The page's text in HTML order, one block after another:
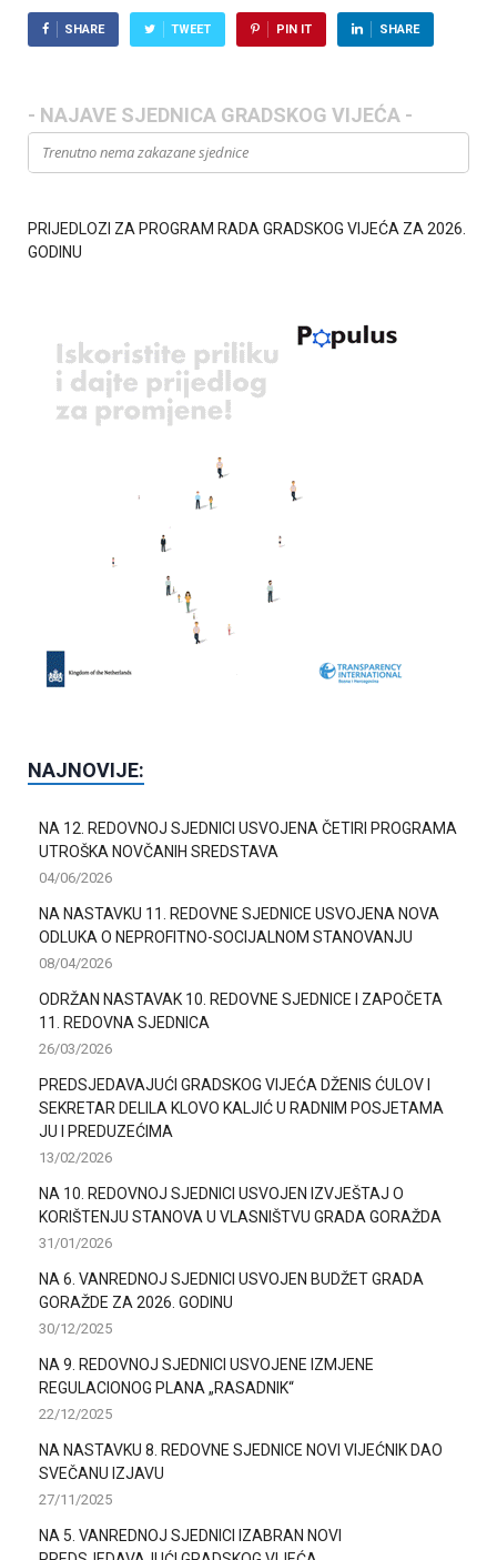
SHARE TWEET PIN IT SHARE
- NAJAVE SJEDNICA GRADSKOG VIJEĆA -
Trenutno nema zakazane sjednice
PRIJEDLOZI ZA PROGRAM RADA GRADSKOG VIJEĆA ZA 2026.
GODINU
NAJNOVIJE:
NA 12. REDOVNOJ SJEDNICI USVOJENA ČETIRI PROGRAMA
UTROŠKA NOVČANIH SREDSTAVA
04/06/2026
NA NASTAVKU 11. REDOVNE SJEDNICE USVOJENA NOVA
ODLUKA O NEPROFITNO-SOCIJALNOM STANOVANJU
08/04/2026
ODRŽAN NASTAVAK 10. REDOVNE SJEDNICE I ZAPOČETA
11. REDOVNA SJEDNICA
26/03/2026
PREDSJEDAVAJUĆI GRADSKOG VIJEĆA DŽENIS ĆULOV I
SEKRETAR DELILA KLOVO KALJIĆ U RADNIM POSJETAMA
JU I PREDUZEĆIMA
13/02/2026
NA 10. REDOVNOJ SJEDNICI USVOJEN IZVJEŠTAJ O
KORIŠTENJU STANOVA U VLASNIŠTVU GRADA GORAŽDA
31/01/2026
NA 6. VANREDNOJ SJEDNICI USVOJEN BUDŽET GRADA
GORAŽDE ZA 2026. GODINU
30/12/2025
NA 9. REDOVNOJ SJEDNICI USVOJENE IZMJENE
REGULACIONOG PLANA „RASADNIK“
22/12/2025
NA NASTAVKU 8. REDOVNE SJEDNICE NOVI VIJEĆNIK DAO
SVEČANU IZJAVU
27/11/2025
NA 5. VANREDNOJ SJEDNICI IZABRAN NOVI